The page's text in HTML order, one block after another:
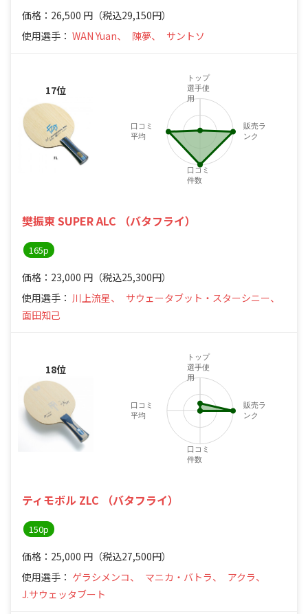
価格：26,500 円 （税込29,150円）
使用選手： WAN Yuan、 陳夢、 サントソ
17位
樊振東 SUPER ALC （バタフライ）
165p
価格：23,000 円 （税込25,300円）
使用選手： 川上流星、
サウェータブット・スターシニー、
面田知己
トップ
選手使
用
販売ラ
ンク
口コミ
件数
口コミ
平均
18位
ティモボル ZLC （バタフライ）
150p
価格：25,000 円 （税込27,500円）
使用選手： ゲラシメンコ、 マニカ・バトラ、
アクラ、
J.サウェッタブート
トップ
選手使
用
販売ラ
ンク
口コミ
件数
口コミ
平均